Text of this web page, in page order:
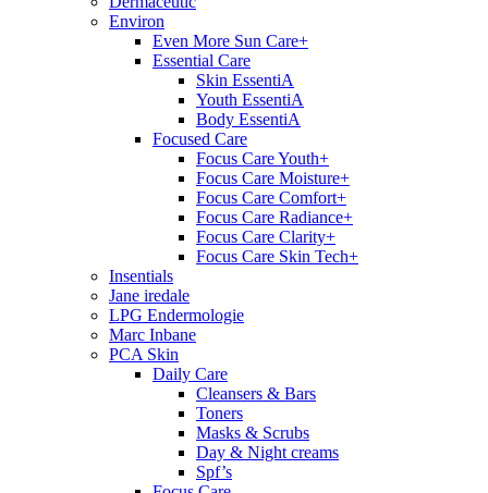
Environ
Even More Sun Care+
Essential Care
Skin EssentiA
Youth EssentiA
Body EssentiA
Focused Care
Focus Care Youth+
Focus Care Moisture+
Focus Care Comfort+
Focus Care Radiance+
Focus Care Clarity+
Focus Care Skin Tech+
Insentials
Jane iredale
LPG Endermologie
Marc Inbane
PCA Skin
Daily Care
Cleansers & Bars
Toners
Masks & Scrubs
Day & Night creams
Spf’s